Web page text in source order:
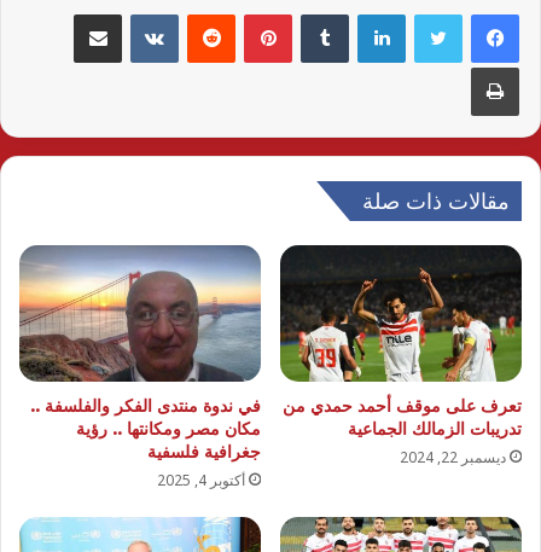
لينكدإن بينتيريست مشاركة عبر البريد
طباعة
مقالات ذات صلة
تعرف على موقف أحمد حمدي من
تدريبات الزمالك الجماعية
ديسمبر 22, 2024
في ندوة منتدى الفكر والفلسفة ..
مكان مصر ومكانتها .. رؤية
جغرافية فلسفية
أكتوبر 4, 2025